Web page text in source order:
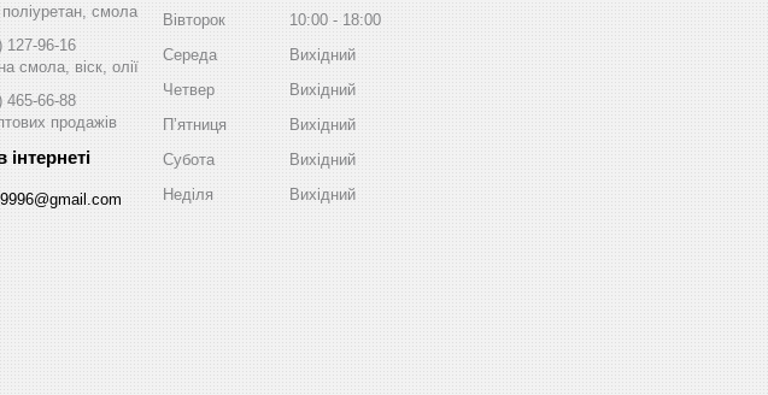
смола
127-96-16
смола, віск, олії
465-66-88
продажів
Вівторок
10:00
18:00
Середа
Вихідний
Четвер
Вихідний
Пʼятниця
Вихідний
Субота
Вихідний
Неділя
Вихідний